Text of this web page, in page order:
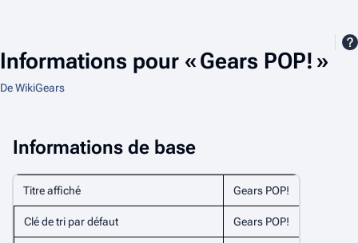
Informations pour « Gears POP! »
De WikiGears
Informations de base
Titre affiché Gears POP!
Clé de tri par défaut Gears POP!